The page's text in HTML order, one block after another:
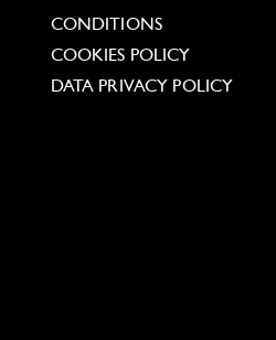
CONDITIONS
COOKIES POLICY
DATA PRIVACY POLICY